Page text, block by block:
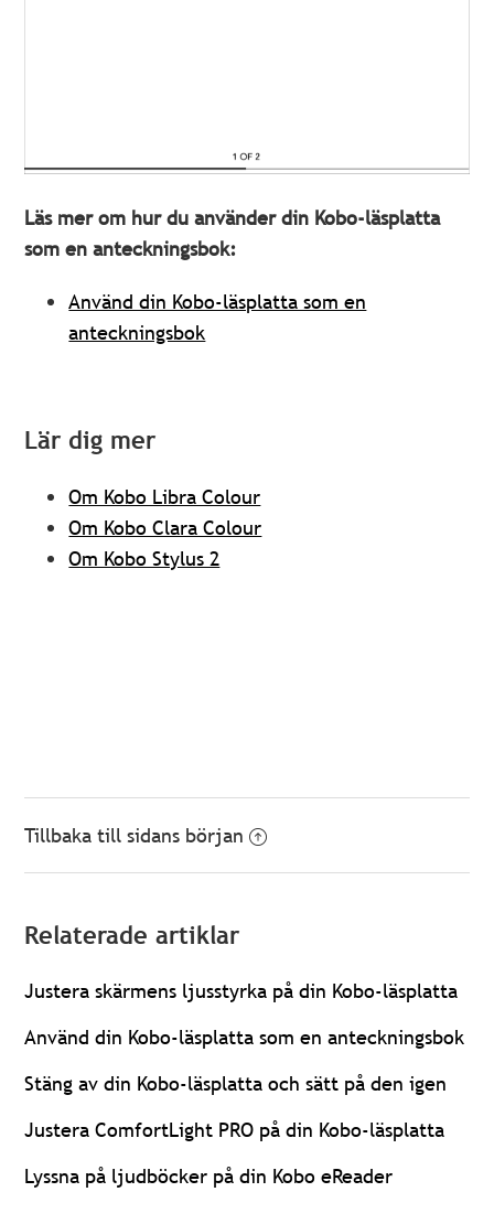
Läs mer om hur du använder din Kobo-läsplatta
som en anteckningsbok:
Använd din Kobo-läsplatta som en
anteckningsbok
Lär dig mer
Om Kobo Libra Colour
Om Kobo Clara Colour
Om Kobo Stylus 2
Tillbaka till sidans början
Relaterade artiklar
Justera skärmens ljusstyrka på din Kobo-läsplatta
Använd din Kobo-läsplatta som en anteckningsbok
Stäng av din Kobo-läsplatta och sätt på den igen
Justera ComfortLight PRO på din Kobo-läsplatta
Lyssna på ljudböcker på din Kobo eReader